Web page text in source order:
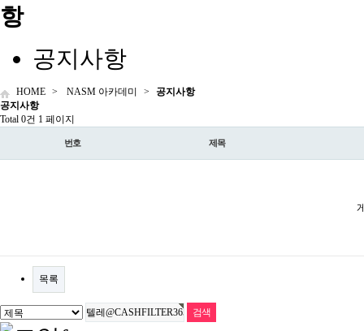
공지사항
HOME > NASM 아카데미 >
공지사항
공지 사항
Total 0건 1 페이지
번호 제목
목록